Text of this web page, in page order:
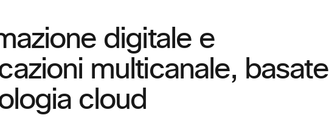
digitale e
multicanale, basate
cloud